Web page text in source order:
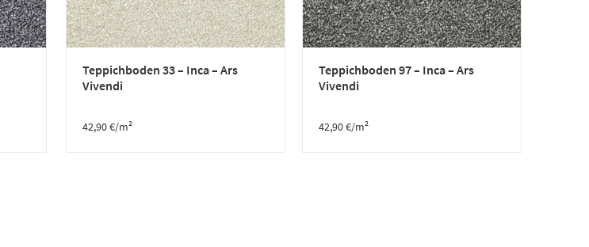
Teppichboden 33 – Inca – Ars
Vivendi
42,90€/m²
Teppichboden 97 – Inca – Ars
Vivendi
42,90€/m²